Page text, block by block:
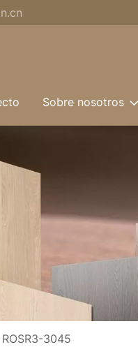
Sobre nosotros
3045